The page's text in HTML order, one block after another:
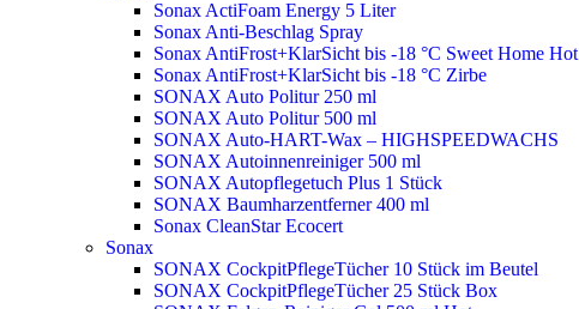
Sonax ActiFoam Energy 5 Liter
Sonax Anti-Beschlag Spray
Sonax AntiFrost+KlarSicht bis -18 °C Sweet Home Hot
Sonax AntiFrost+KlarSicht bis -18 °C Zirbe
SONAX Auto Politur 250 ml
SONAX Auto Politur 500 ml
SONAX Auto-HART-Wax – HIGHSPEEDWACHS
SONAX Autoinnenreiniger 500 ml
SONAX Autopflegetuch Plus 1 Stück
SONAX Baumharzentferner 400 ml
Sonax CleanStar Ecocert
Sonax
SONAX CockpitPflegeTücher 10 Stück im Beutel
SONAX CockpitPflegeTücher 25 Stück Box